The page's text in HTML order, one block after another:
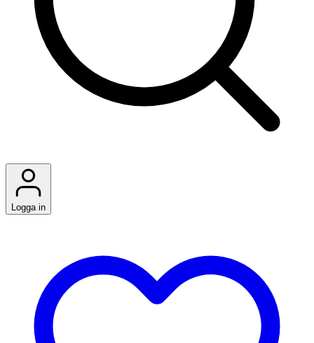
Logga in